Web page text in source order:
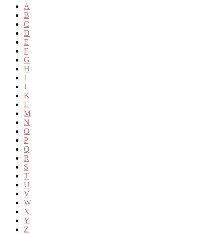
A
B
C
D
E
F
G
H
I
J
K
L
M
N
O
P
Q
R
S
T
U
V
W
X
Y
Z